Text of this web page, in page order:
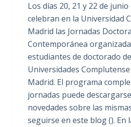
Los días 20, 21 y 22 de junio
celebran en la Universidad
Madrid las Jornadas
Contemporánea
estudiantes de doctorado
Universidades
Madrid. El programa
jornadas puede
novedades sobre las
seguirse en este blog (). En